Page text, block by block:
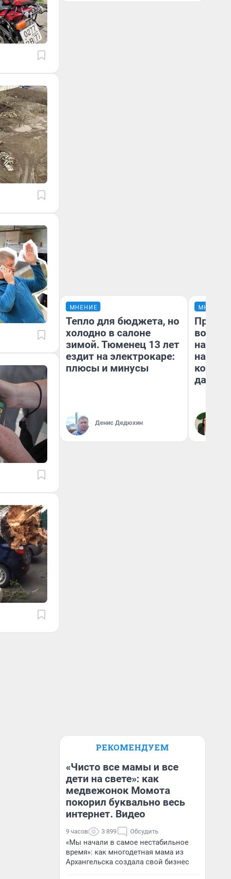
МНЕНИЕ
Тепло для бюджета, но
холодно в салоне
зимой. Тюменец 13 лет
ездит на электрокаре:
плюсы и минусы
Денис Дедюхин
МНЕНИЕ
нам
даже
РЕКОМЕНДУЕМ
«Чисто все мамы и все
дети на свете»: как
медвежонок Момота
покорил буквально весь
интернет. Видео
9 часов 3 899 Обсудить
«Мы начали в самое нестабильное
время»: как многодетная мама из
Архангельска создала свой бизнес